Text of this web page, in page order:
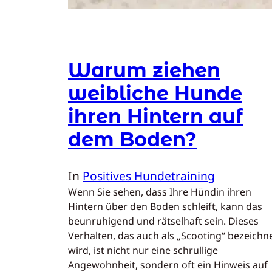
Warum ziehen
weibliche Hunde
ihren Hintern auf
dem Boden?
In Positives Hundetraining
Wenn Sie sehen, dass Ihre Hündin ihren
Hintern über den Boden schleift, kann das
beunruhigend und rätselhaft sein. Dieses
Verhalten, das auch als „Scooting“
wird, ist nicht nur eine schrullige
Angewohnheit, sondern oft ein Hinweis auf